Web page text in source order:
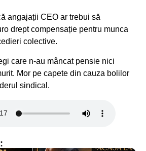
angajații CEO ar trebui să
drept compensație pentru munca
colective.
care n-au mâncat pensie nici
Mor pe capete din cauza bolilor
sindical.